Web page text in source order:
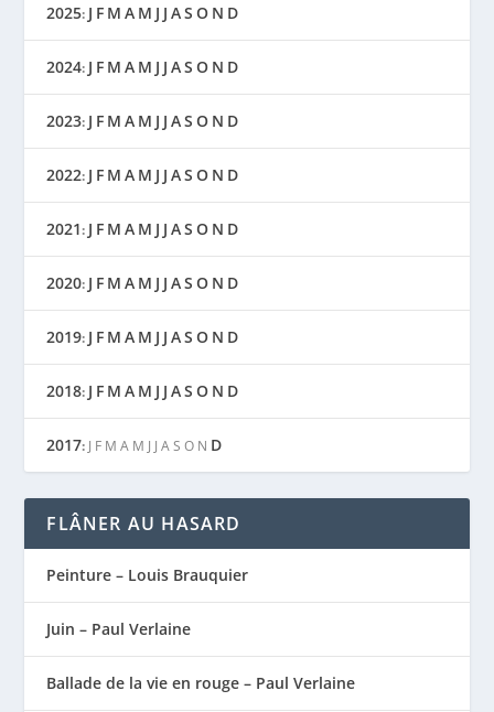
2025: J F M A M J J AS O N D
2024: J F M A M J J AS O N D
2023: J F M A M J J AS O N D
2022: J F M A M J J AS O N D
2021: J F M A M J J AS O N D
2020: J F M A M J J AS O N D
2019: J F M A M J J AS O N D
2018: J F M A M J J AS O N D
2017: J F M A M J J A S O N D
FLÂNER AU HASARD
Peinture – Louis Brauquier
Juin – Paul Verlaine
Ballade de la vie en rouge – Paul Verlaine